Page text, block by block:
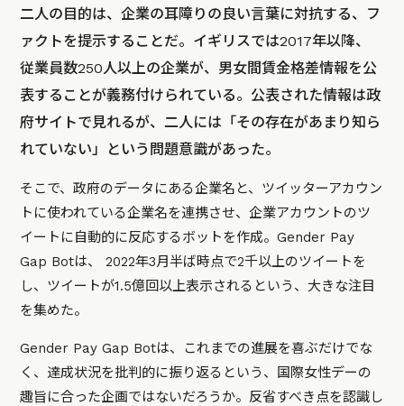
二人の目的は、企業の耳障りの良い言葉に対抗する、フ
ァクトを提示することだ。イギリスでは2017年以降、
従業員数250人以上の企業が、男女間賃金格差情報を公
表することが義務付けられている。公表された情報は政
府サイトで見れるが、二人には「その存在があまり知ら
れていない」という問題意識があった。
そこで、政府のデータにある企業名と、ツイッターアカウン
トに使われている企業名を連携させ、企業アカウントのツ
イートに自動的に反応するボットを作成。Gender Pay
Gap Botは、 2022年3月半ば時点で2千以上のツイートを
し、ツイートが1.5億回以上表示されるという、大きな注目
を集めた。
Gender Pay Gap Botは、これまでの進展を喜ぶだけでな
く、達成状況を批判的に振り返るという、国際女性デーの
趣旨に合った企画ではないだろうか。反省すべき点を認識し